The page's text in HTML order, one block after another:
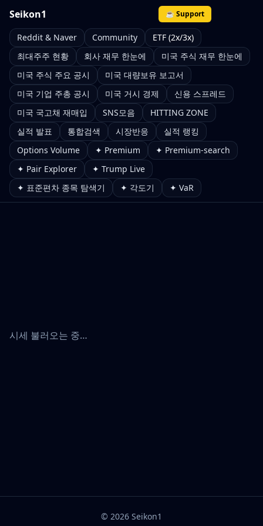
Seikon1 ☕ Support
Reddit & Naver Community
ETF (2x/3x)
최대주주 현황
회사 재무 한눈에
미국 주식 재무 한눈에
미국 주식 주요 공시
미국 대량보유 보고서
미국 기업 주총 공시
미국 거시 경제
신용 스프레드
미국 국고채 재매입
SNS모음
HITTING ZONE
실적 발표
통합검색 시장반응
실적 랭킹
Options Volume
✦ Premium
✦ Premium-search
✦ Pair Explorer
✦ Trump Live
✦ 표준편차 종목 탐색기
✦ 각도기 ✦ VaR
시세 불러오는 중…
© 2026 Seikon1